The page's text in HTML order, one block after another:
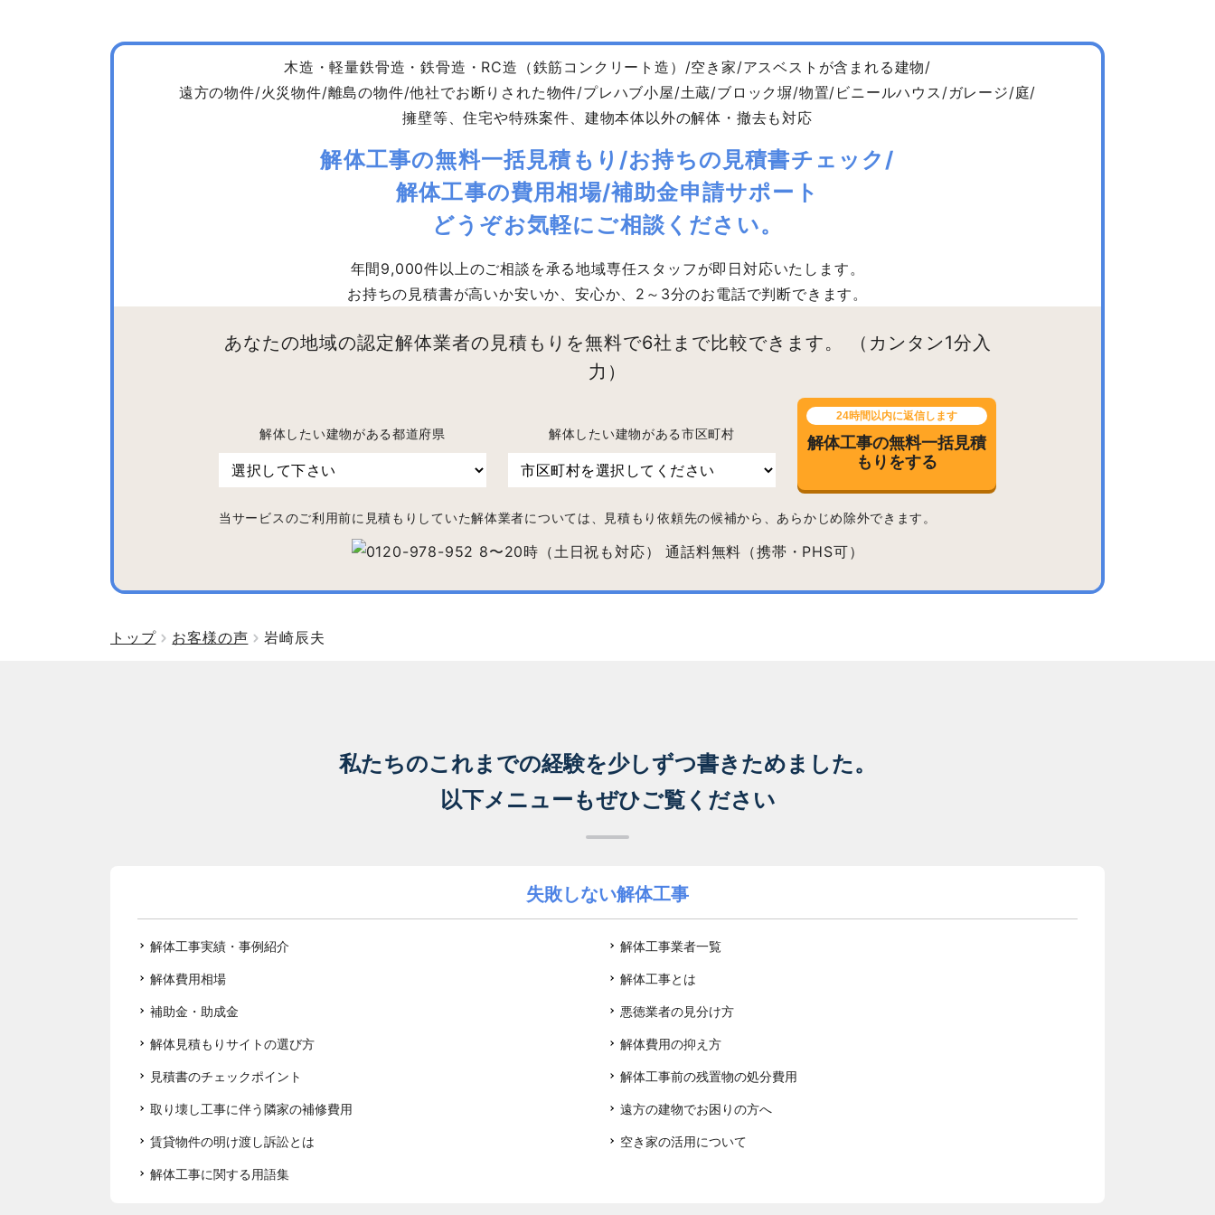
木造・軽量鉄骨造・鉄骨造・RC造（鉄筋コンクリート造）/空き家/アスベストが含まれる建物/
遠方の物件/火災物件/離島の物件/他社でお断りされた物件/プレハブ小屋/土蔵/ブロック塀/物置/ビニールハウス/ガレージ/庭/
擁壁等、住宅や特殊案件、建物本体以外の解体・撤去も対応
解体工事の無料一括見積もり/お持ちの見積書チェック/
解体工事の費用相場/補助金申請サポート
どうぞお気軽にご相談ください。
年間9,000件以上のご相談を承る地域専任スタッフが即日対応いたします。
お持ちの見積書が高いか安いか、安心か、2～3分のお電話で判断できます。
あなたの地域の認定解体業者の見積もりを無料で6社まで比較できます。
（カンタン1分入
力）
解体したい建物がある都道府県 解体したい建物がある市区町村
24時間以内に返信します
解体工事の無料一括見積
もりをする
当サービスのご利用前に見積もりしていた解体業者については、見積もり依頼先の候補から、あらかじめ除外できます。
トップ お客様の声 岩崎辰夫
私たちのこれまでの経験を少しずつ書きためました。
以下メニューもぜひご覧ください
失敗しない解体工事
解体工事実績・事例紹介 解体工事業者一覧
解体費用相場 解体工事とは
補助金・助成金 悪徳業者の見分け方
解体見積もりサイトの選び方 解体費用の抑え方
見積書のチェックポイント 解体工事前の残置物の処分費用
取り壊し工事に伴う隣家の補修費用 遠方の建物でお困りの方へ
賃貸物件の明け渡し訴訟とは 空き家の活用について
解体工事に関する用語集